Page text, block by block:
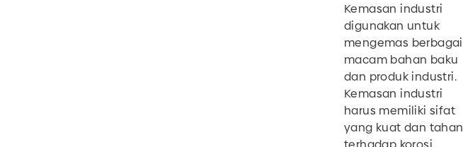
Kemasan industri
digunakan untuk
mengemas berbagai
macam bahan baku
dan produk industri.
Kemasan industri
harus memiliki sifat
yang kuat dan tahan